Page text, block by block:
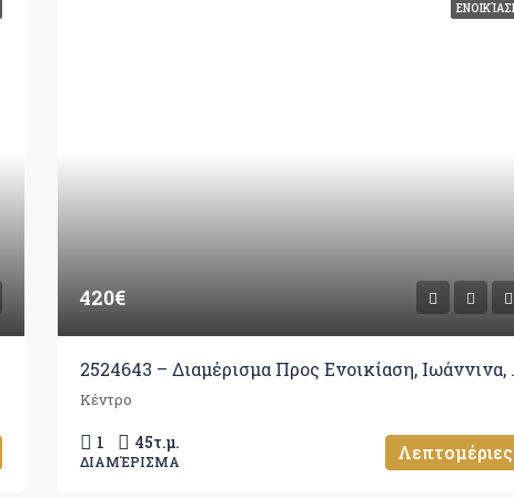
420€
2524643 –
Κέντρο
1 45τ.μ.
ΔΙΑΜΈΡΙΣΜΑ Λεπτομέριες